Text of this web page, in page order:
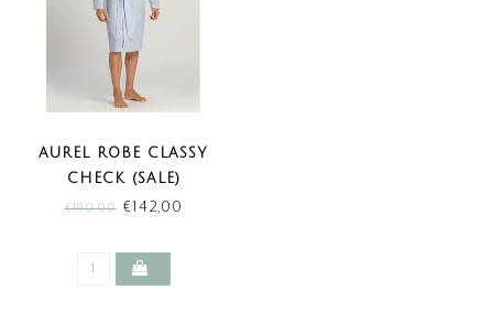
AUREL ROBE CLASSY
CHECK (SALE)
€190,00€142,00